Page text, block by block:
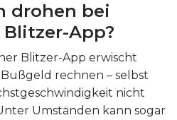
drohen bei
App?
Blitzer-App erwischt
rechnen – selbst
nicht
Umständen kann sogar